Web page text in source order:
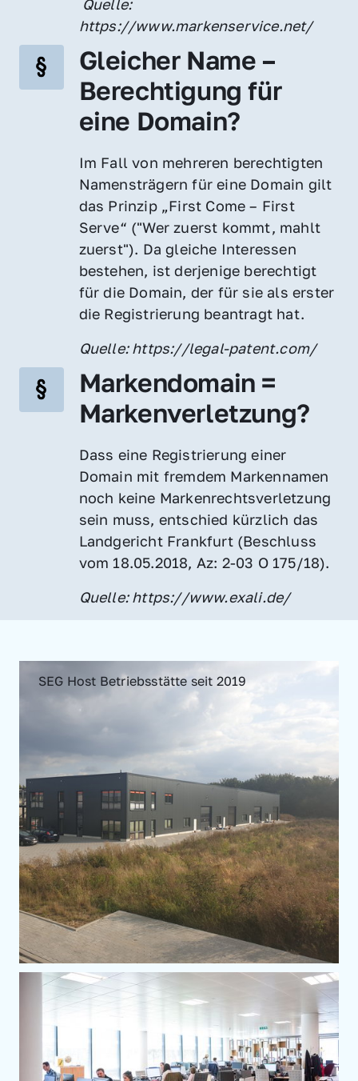
https://www.markenservice.net/
Gleicher Name –
Berechtigung für
eine Domain?
Im Fall von mehreren berechtigten
Namensträgern für eine Domain gilt
das Prinzip „First Come – First
Serve“ ("Wer zuerst kommt, mahlt
zuerst"). Da gleiche Interessen
bestehen, ist derjenige berechtigt
für die Domain, der für sie als erster
die Registrierung beantragt hat.
Quelle: https://legal-patent.com/
Markendomain =
Markenverletzung?
Dass eine Registrierung einer
Domain mit fremdem Markennamen
noch keine Markenrechtsverletzung
sein muss, entschied kürzlich das
Landgericht Frankfurt (Beschluss
vom 18.05.2018, Az: 2-03 O 175/18).
Quelle: https://www.exali.de/
SEG Host Betriebsstätte seit 2019